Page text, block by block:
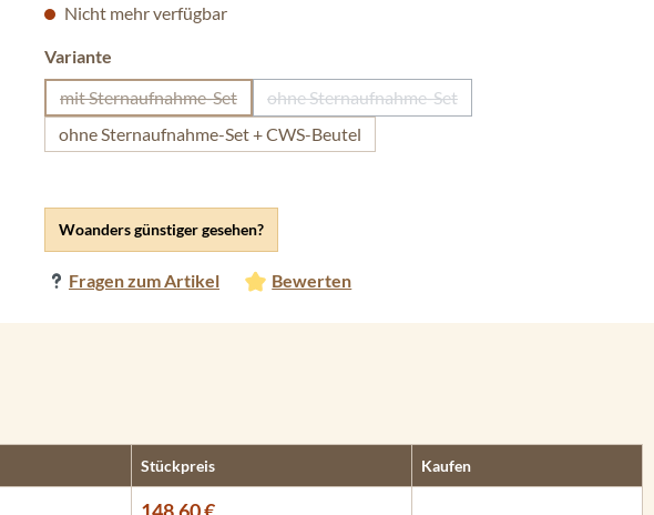
Woanders günstiger gesehen?
Fragen zum Artikel Bewerten
Nicht mehr verfügbar
Variante
mit Sternaufnahme-Set
(Diese Option ist zurzeit nicht verfügbar.)
ohne Sternaufnahme-Set
(Diese Option ist zurzeit nicht verfügbar.)
ohne Sternaufnahme-Set + CWS-Beutel
Stückpreis Kaufen